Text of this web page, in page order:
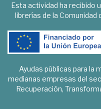
Esta actividad ha recibido
librerías de la
Ayudas públicas para la
medianas empresas del
Recuperación,